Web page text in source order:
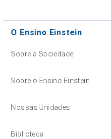
O Ensino Einstein
Sobre a Sociedade
Sobre o Ensino Einstein
Nossas Unidades
Biblioteca